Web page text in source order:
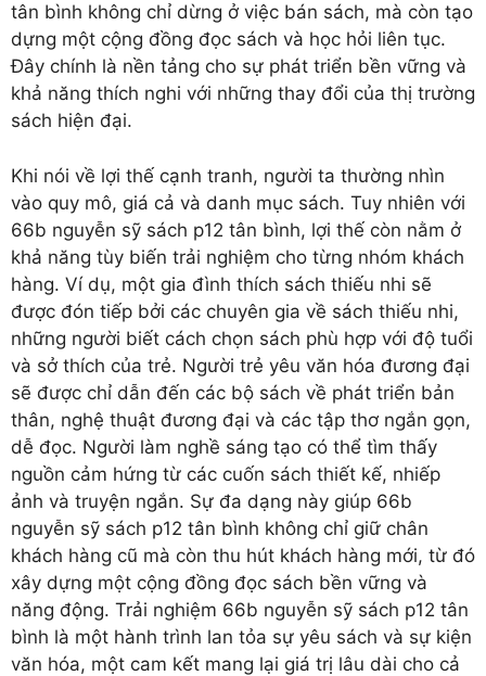
tân bình không chỉ dừng ở việc bán sách, mà còn tạo
dựng một cộng đồng đọc sách và học hỏi liên tục.
Đây chính là nền tảng cho sự phát triển bền vững và
khả năng thích nghi với những thay đổi của thị trường
sách hiện đại.
Khi nói về lợi thế cạnh tranh, người ta thường nhìn
vào quy mô, giá cả và danh mục sách. Tuy nhiên với
66b nguyễn sỹ sách p12 tân bình, lợi thế còn nằm ở
khả năng tùy biến trải nghiệm cho từng nhóm khách
hàng. Ví dụ, một gia đình thích sách thiếu nhi sẽ
được đón tiếp bởi các chuyên gia về sách thiếu nhi,
những người biết cách chọn sách phù hợp với độ tuổi
và sở thích của trẻ. Người trẻ yêu văn hóa đương đại
sẽ được chỉ dẫn đến các bộ sách về phát triển bản
thân, nghệ thuật đương đại và các tập thơ ngắn gọn,
dễ đọc. Người làm nghề sáng tạo có thể tìm thấy
nguồn cảm hứng từ các cuốn sách thiết kế, nhiếp
ảnh và truyện ngắn. Sự đa dạng này giúp 66b
nguyễn sỹ sách p12 tân bình không chỉ giữ chân
khách hàng cũ mà còn thu hút khách hàng mới, từ đó
xây dựng một cộng đồng đọc sách bền vững và
năng động. Trải nghiệm 66b nguyễn sỹ sách p12 tân
bình là một hành trình lan tỏa sự yêu sách và sự kiện
văn hóa, một cam kết mang lại giá trị lâu dài cho cả